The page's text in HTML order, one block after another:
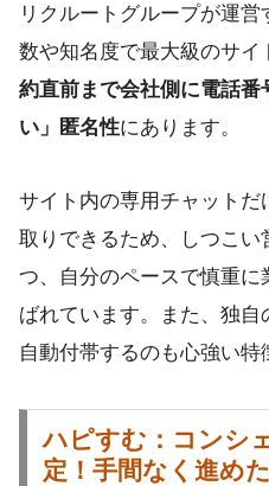
リクルートグループが運
数や知名度で最大級のサイ
約直前まで会社側に電話
い」匿名性にあります。
サイト内の専用チャットだ
取りできるため、しつこい
つ、自分のペースで慎重
ばれています。また、独
自動付帯するのも心強い特
ハピすむ：コンシ
定！手間なく進め